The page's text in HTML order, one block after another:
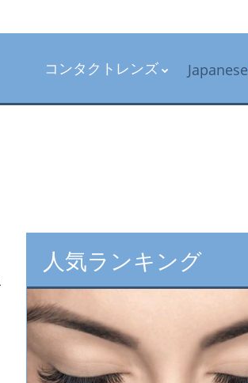
コンタクトレンズ Japanese
人気ランキング